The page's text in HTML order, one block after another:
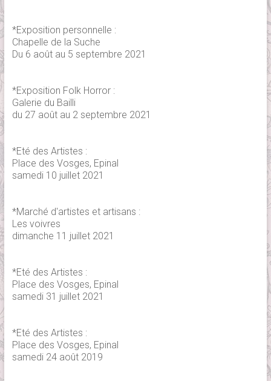
*Exposition personnelle :
Chapelle de la Suche
Du 6 août au 5 septembre 2021
*Exposition Folk Horror :
Galerie du Bailli
du 27 août au 2 septembre 2021
*Eté des Artistes :
Place des Vosges, Epinal
samedi 10 juillet 2021
*Marché d'artistes et artisans :
Les voivres
dimanche 11 juillet 2021
*Eté des Artistes :
Place des Vosges, Epinal
samedi 31 juillet 2021
*Eté des Artistes :
Place des Vosges, Epinal
samedi 24 août 2019